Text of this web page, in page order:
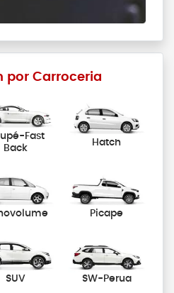
por Carroceria
Fast
Back
Hatch
Picape
SUV SW-Perua